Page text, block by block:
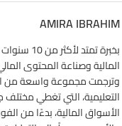
AMIRA IBRAHIM
بخبرة تمتد
المالية وصناعة المحتوى
وترجمت مجموعة واسعة من
التعليمية، التي تغطي مختلف
الأسواق المالية، بدءًا من